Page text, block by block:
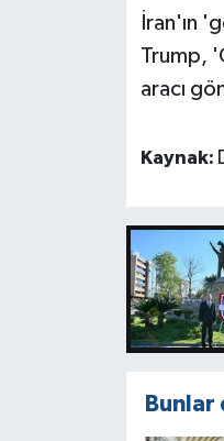
İran'ın
Trump,
aracı
Kaynak: